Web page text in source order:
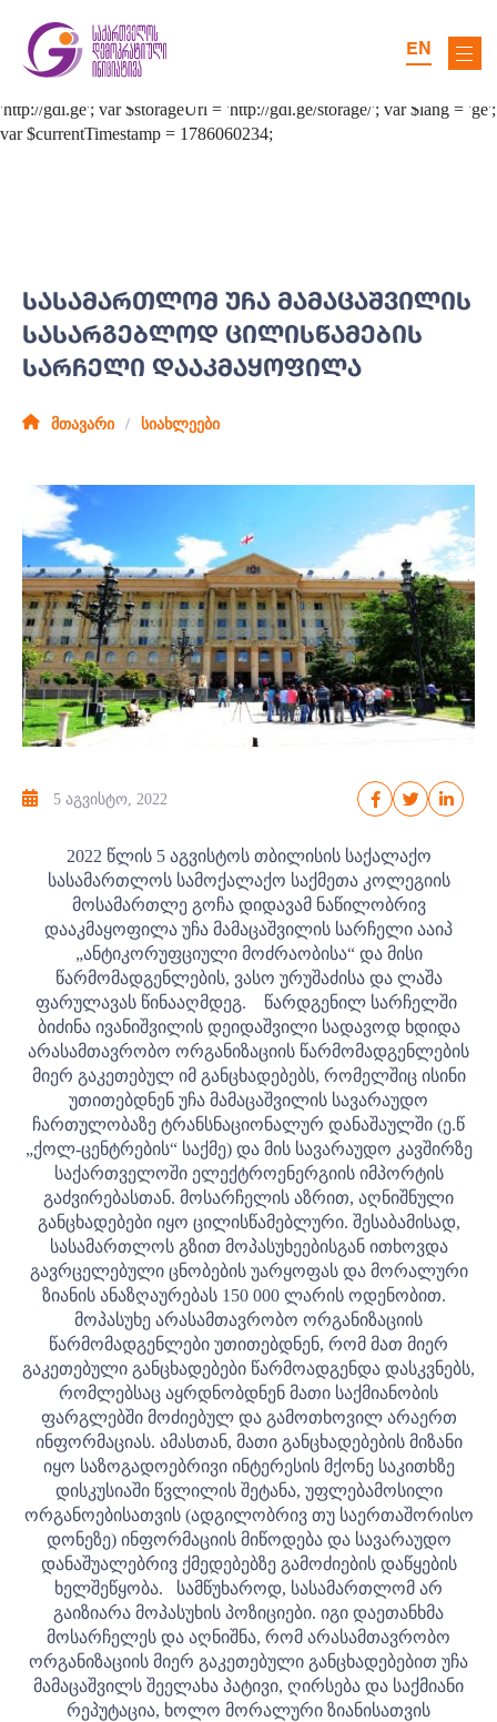
EN
ᲡᲐᲡᲐᲛᲐᲠᲗᲚᲝᲛ ᲣᲩᲐ ᲛᲐᲛᲐᲪᲐᲨᲕᲘᲚᲘᲡ
ᲡᲐᲡᲐᲠᲒᲔᲑᲚᲝᲓ ᲪᲘᲚᲘᲡᲬᲐᲛᲔᲑᲘᲡ
ᲡᲐᲠᲩᲔᲚᲘ ᲓᲐᲐᲙᲛᲐᲧᲝᲤᲘᲚᲐ
მთავარი სიახლეები
5 აგვისტო, 2022
2022 წლის 5 აგვისტოს თბილისის საქალაქო
სასამართლოს სამოქალაქო საქმეთა კოლეგიის
მოსამართლე გოჩა დიდავამ ნაწილობრივ
დააკმაყოფილა უჩა მამაცაშვილის სარჩელი ააიპ
„ანტიკორუფციული მოძრაობისა“ და მისი
წარმომადგენლების, ვასო ურუშაძისა და ლაშა
ფარულავას წინააღმდეგ.
წარდგენილ სარჩელში
ბიძინა ივანიშვილის დეიდაშვილი სადავოდ ხდიდა
არასამთავრობო ორგანიზაციის წარმომადგენლების
მიერ გაკეთებულ იმ განცხადებებს, რომელშიც ისინი
უთითებდნენ უჩა მამაცაშვილის სავარაუდო
ჩართულობაზე ტრანსნაციონალურ დანაშაულში (ე.წ
„ქოლ-ცენტრების“ საქმე) და მის სავარაუდო კავშირზე
საქართველოში ელექტროენერგიის იმპორტის
გაძვირებასთან. მოსარჩელის აზრით, აღნიშნული
განცხადებები იყო ცილისწამებლური. შესაბამისად,
სასამართლოს გზით მოპასუხეებისგან ითხოვდა
გავრცელებული ცნობების უარყოფას და მორალური
ზიანის ანაზღაურებას 150 000 ლარის ოდენობით.
მოპასუხე არასამთავრობო ორგანიზაციის
წარმომადგენლები უთითებდნენ, რომ მათ მიერ
გაკეთებული განცხადებები წარმოადგენდა დასკვნებს,
რომლებსაც აყრდნობდნენ მათი საქმიანობის
ფარგლებში მოძიებულ და გამოთხოვილ არაერთ
ინფორმაციას. ამასთან, მათი განცხადებების მიზანი
იყო საზოგადოებრივი ინტერესის მქონე საკითხზე
დისკუსიაში წვლილის შეტანა, უფლებამოსილი
ორგანოებისათვის (ადგილობრივ თუ საერთაშორისო
დონეზე) ინფორმაციის მიწოდება და სავარაუდო
დანაშუალებრივ ქმედებებზე გამოძიების დაწყების
ხელშეწყობა.
სამწუხაროდ, სასამართლომ არ
გაიზიარა მოპასუხის პოზიციები. იგი დაეთანხმა
მოსარჩელეს და აღნიშნა, რომ არასამთავრობო
ორგანიზაციის მიერ გაკეთებული განცხადებებით უჩა
მამაცაშვილს შეელახა პატივი, ღირსება და საქმიანი
რეპუტაცია, ხოლო მორალური ზიანისათვის